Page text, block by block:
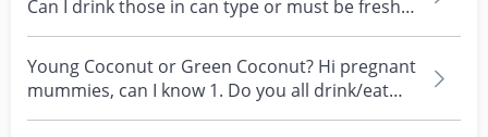
Can I drink those in can type or must be fresh
coconut...
Young Coconut or Green Coconut? Hi pregnant
mummies, can I know 1. Do you all drink/eat
thai young...